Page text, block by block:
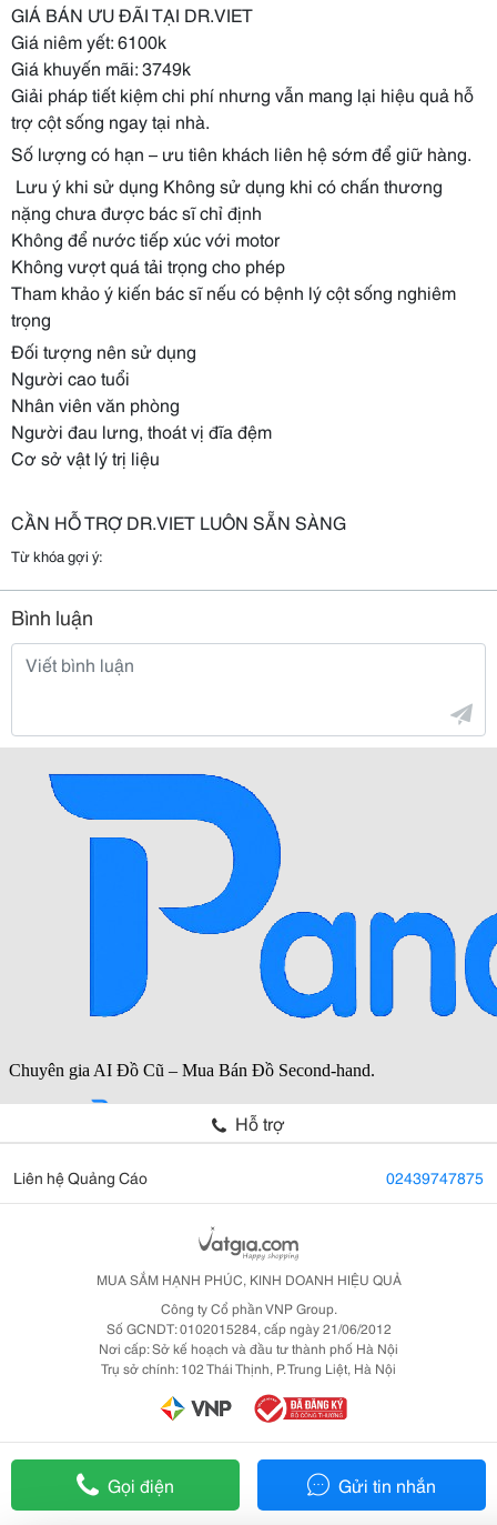
GIÁ BÁN ƯU ĐÃI TẠI DR.VIET
Giá niêm yết: 6100k
Giá khuyến mãi: 3749k
Giải pháp tiết kiệm chi phí nhưng vẫn mang lại hiệu quả hỗ
trợ cột sống ngay tại nhà.
Số lượng có hạn – ưu tiên khách liên hệ sớm để giữ hàng.
️ Lưu ý khi sử dụng Không sử dụng khi có chấn thương
nặng chưa được bác sĩ chỉ định
Không để nước tiếp xúc với motor
Không vượt quá tải trọng cho phép
Tham khảo ý kiến bác sĩ nếu có bệnh lý cột sống nghiêm
trọng
Đối tượng nên sử dụng
Người cao tuổi
Nhân viên văn phòng
Người đau lưng, thoát vị đĩa đệm
Cơ sở vật lý trị liệu
CẦN HỖ TRỢ DR.VIET LUÔN SẴN SÀNG
Từ khóa gợi ý:
Bình luận
Gọi điện Gửi tin nhắn
Hỗ trợ
Liên hệ Quảng Cáo 02439747875
MUA SẮM HẠNH PHÚC, KINH DOANH HIỆU QUẢ
Công ty Cổ phần VNP Group.
Số GCNDT: 0102015284, cấp ngày 21/06/2012
Nơi cấp: Sở kế hoạch và đầu tư thành phố Hà Nội
Trụ sở chính: 102 Thái Thịnh, P. Trung Liệt, Hà Nội